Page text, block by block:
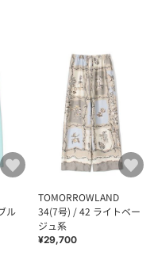
ル
TOMORROWLAND
34(7号) / 42 ライトベー
ジュ系
¥29,700